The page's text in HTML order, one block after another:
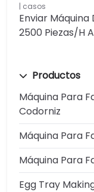
casos
Enviar Máquina
2500 Piezas/h
Productos
Máquina Para
Codorniz
Máquina Para
Máquina Para
Egg Tray